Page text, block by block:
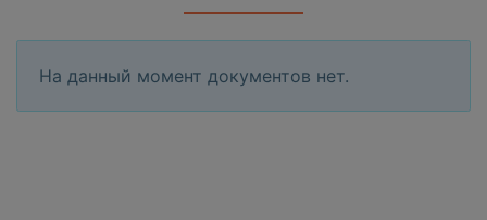
На данный момент документов нет.